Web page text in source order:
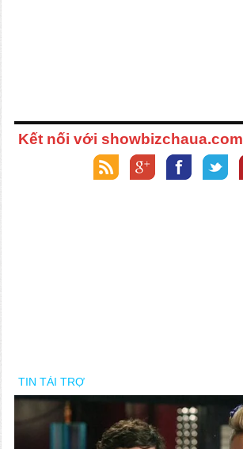
Kết nối với showbizchaua.com